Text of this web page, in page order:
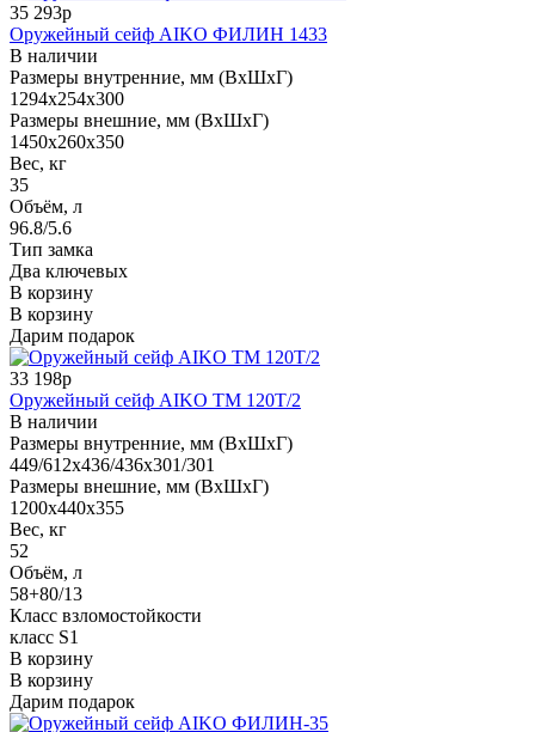
35 293р
Оружейный сейф AIKO ФИЛИН 1433
В наличии
Размеры внутренние, мм (ВхШхГ)
1294x254x300
Размеры внешние, мм (ВхШхГ)
1450x260x350
Вес, кг
35
Объём, л
96.8/5.6
Тип замка
Два ключевых
В корзину
В корзину
Дарим подарок
33 198р
Оружейный сейф AIKO TM 120T/2
В наличии
Размеры внутренние, мм (ВхШхГ)
449/612x436/436x301/301
Размеры внешние, мм (ВхШхГ)
1200x440x355
Вес, кг
52
Объём, л
58+80/13
Класс взломостойкости
класс S1
В корзину
В корзину
Дарим подарок